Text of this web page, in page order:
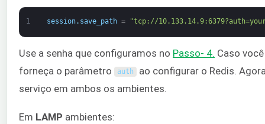
1 session. save_path = "tcp://
Use a senha que configuramos no Passo- 4. Caso
forneça o parâmetro
auth ao configurar o Redis.
serviço em ambos os ambientes.
Em LAMP ambientes: